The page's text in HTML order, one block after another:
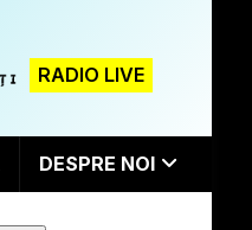
RADIO LIVE
DESPRE NOI